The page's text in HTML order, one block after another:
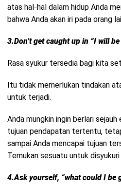
atas hal-hal dalam hidup Anda
bahwa Anda akan iri pada orang
3.Don’t get caught up in “I will
Rasa syukur tersedia bagi kita
Itu tidak memerlukan tindakan
untuk terjadi.
Anda mungkin ingin berlari
tujuan pendapatan tertentu,
sampai Anda mencapai tujuan
Temukan sesuatu untuk disyukuri
4.Ask yourself, “what could I be